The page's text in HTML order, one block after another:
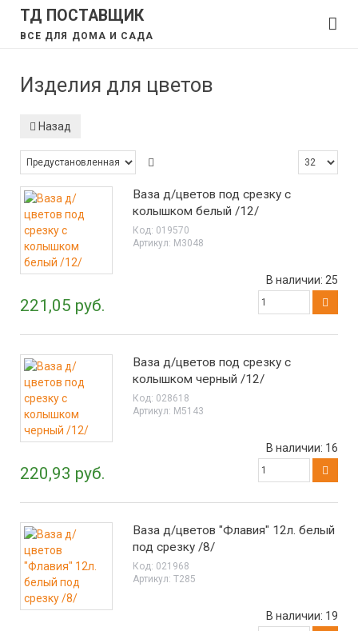
ТД ПОСТАВЩИК
ВСЕ ДЛЯ ДОМА И САДА
Изделия для цветов
Назад
Ваза д/цветов под срезку с
колышком белый /12/
Код: 019570
Артикул: М3048
221,05 руб.
В наличии: 25
Ваза д/цветов под срезку с
колышком черный /12/
Код: 028618
Артикул: М5143
220,93 руб.
В наличии: 16
Ваза д/цветов "Флавия" 12л. белый
под срезку /8/
Код: 021968
Артикул: Т285
В наличии: 19